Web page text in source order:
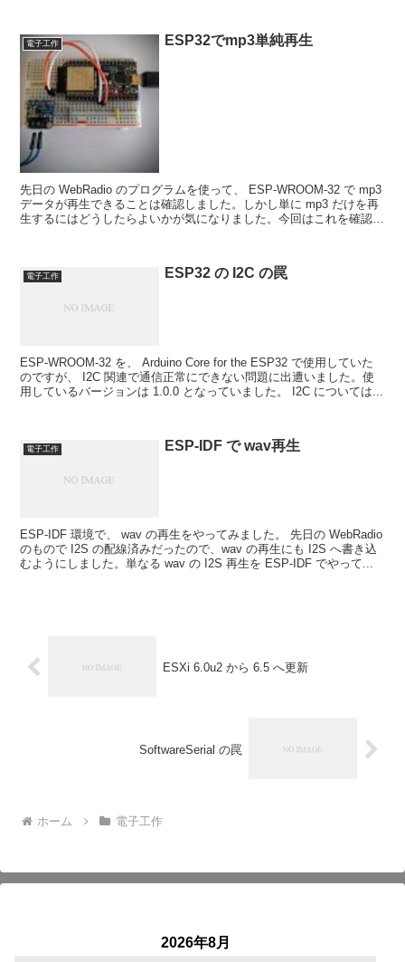
電子工作 ESP32でmp3単純再生
先日の WebRadio のプログラムを使って、 ESP-WROOM-32 で mp3
データが再生できることは確認しました。しかし単に mp3 だけを再
生するにはどうしたらよいかが気になりました。今回はこれを確認し
電子工作 ESP32 の I2C の罠
ESP-WROOM-32 を、 Arduino Core for the ESP32 で使用していた
のですが、 I2C 関連で通信正常にできない問題に出遭いました。使
用しているバージョンは 1.0.0 となっていました。 I2C については...
電子工作 ESP-IDF で wav再生
ESP-IDF 環境で、 wav の再生をやってみました。 先日の WebRadio
のもので I2S の配線済みだったので、wav の再生にも I2S へ書き込
むようにしました。単なる wav の I2S 再生を ESP-IDF でやって...
ESXi 6.0u2 から 6.5 へ更新
SoftwareSerial の罠
ホーム 電子工作
2026年8月